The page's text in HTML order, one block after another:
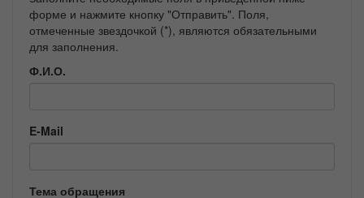
форме и нажмите кнопку "Отправить". Поля,
отмеченные звездочкой (*), являются обязательными
для заполнения.
Ф.И.О.
E-Mail
Тема обращения